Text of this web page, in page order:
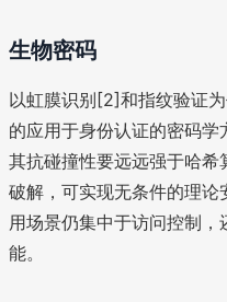
生物密码
以虹膜识别[2]和指纹验证
的应用于身份认证的密码
其抗碰撞性要远远强于哈
破解，可实现无条件的理
用场景仍集中于访问控制
能。